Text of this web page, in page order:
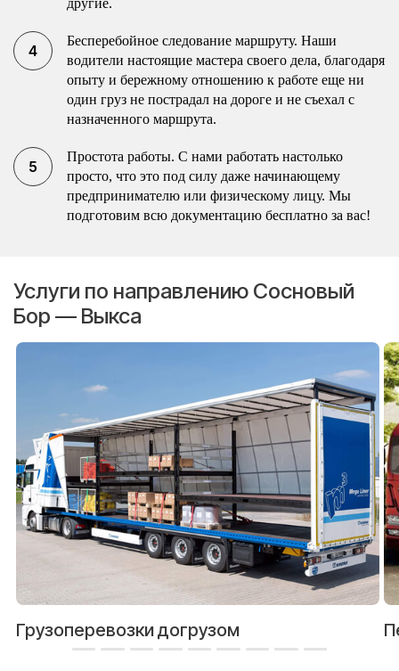
другие.
Бесперебойное следование маршруту. Наши
водители настоящие мастера своего дела, благодаря
опыту и бережному отношению к работе еще ни
один груз не пострадал на дороге и не съехал с
назначенного маршрута.
Простота работы. С нами работать настолько
просто, что это под силу даже начинающему
предпринимателю или физическому лицу. Мы
подготовим всю документацию бесплатно за вас!
Услуги по направлению Сосновый
Бор — Выкса
Грузоперевозки догрузом